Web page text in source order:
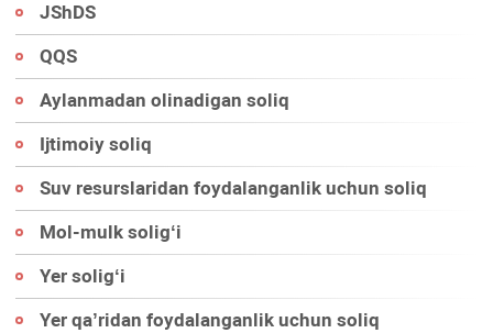
JShDS
QQS
Aylanmadan olinadigan soliq
Ijtimoiy soliq
Suv resurslaridan foydalanganlik uchun soliq
Mol-mulk soligʻi
Yer soligʻi
Yer qa’ridan foydalanganlik uchun soliq